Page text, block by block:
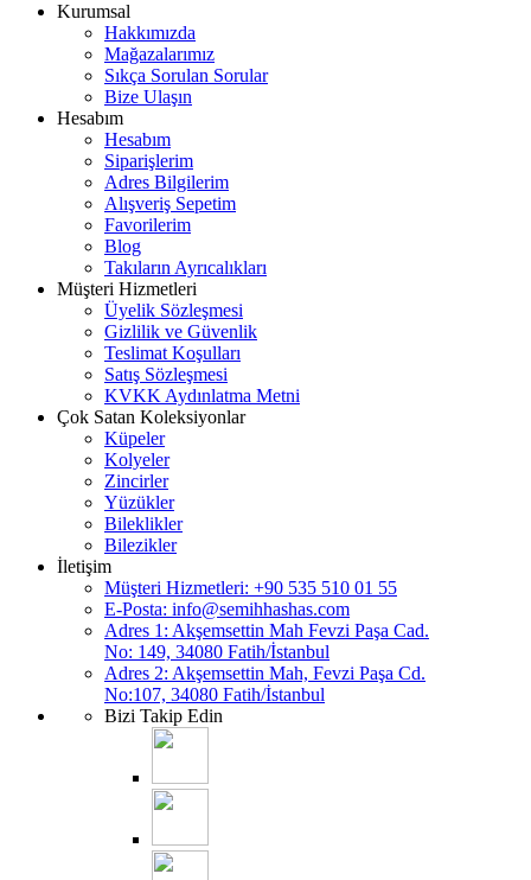
Kurumsal
Hakkımızda
Mağazalarımız
Sıkça Sorulan Sorular
Bize Ulaşın
Hesabım
Hesabım
Siparişlerim
Adres Bilgilerim
Alışveriş Sepetim
Favorilerim
Blog
Takıların Ayrıcalıkları
Müşteri Hizmetleri
Üyelik Sözleşmesi
Gizlilik ve Güvenlik
Teslimat Koşulları
Satış Sözleşmesi
KVKK Aydınlatma Metni
Çok Satan Koleksiyonlar
Küpeler
Kolyeler
Zincirler
Yüzükler
Bileklikler
Bilezikler
İletişim
Müşteri Hizmetleri: +90 535 510 01 55
E-Posta: info@semihhashas.com
Adres 1: Akşemsettin Mah Fevzi Paşa Cad.
No: 149, 34080 Fatih/İstanbul
Adres 2: Akşemsettin Mah, Fevzi Paşa Cd.
No:107, 34080 Fatih/İstanbul
Bizi Takip Edin